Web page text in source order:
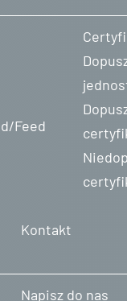
Feed
Kontakt
Napisz do nas